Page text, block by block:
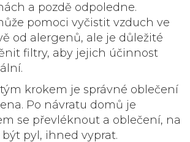
a pozdě odpoledne.
pomoci vyčistit vzduch ve
od alergenů, ale je důležité
filtry, aby jejich účinnost
krokem je správné oblečení
Po návratu domů je
se převléknout a oblečení, na
pyl, ihned vyprat.